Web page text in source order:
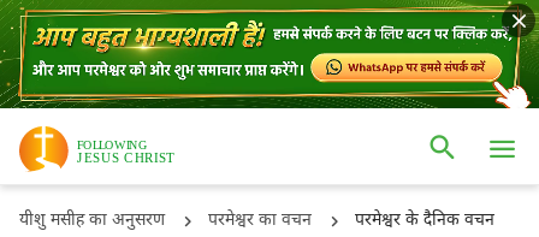
यीशु मसीह का अनुसरण परमेश्वर का वचन परमेश्वर के दैनिक वचन